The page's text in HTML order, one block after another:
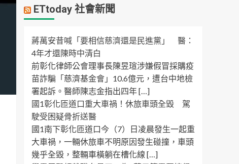
ETtoday 社會新聞
蔣萬安昔喊「要相信慈濟還是民進黨」 醫：
4年才還陳時中清白
前彰化律師公會理事長陳昱瑄涉嫌假冒採購疫
苗詐騙「慈濟基金會」10.6億元，遭台中地檢
署起訴。醫師陳志金指出四年 […]
國1彰化匝道口重大車禍！休旅車頭全毀 駕
駛受困疑骨折送醫
國1南下彰化匝道口今（7）日凌晨發生一起重
大車禍，一輛休旅車不明原因發生碰撞，車頭
幾乎全毀，整輛車橫躺在槽化線 […]